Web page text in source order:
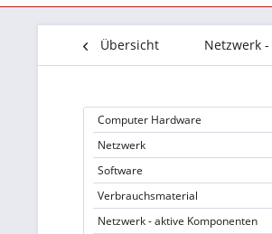
Übersicht Netzwerk
Computer Hardware
Netzwerk
Software
Verbrauchsmaterial
Netzwerk - aktive Komponenten